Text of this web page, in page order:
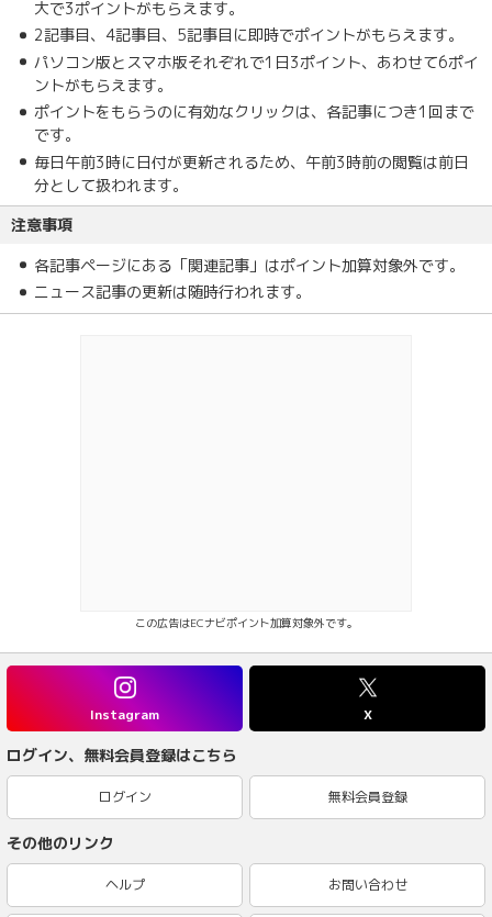
大で3ポイントがもらえます。
2記事目、4記事目、5記事目に即時でポイントがもらえます。
パソコン版とスマホ版それぞれで1日3ポイント、あわせて6ポイ
ントがもらえます。
ポイントをもらうのに有効なクリックは、各記事につき1回まで
です。
毎日午前3時に日付が更新されるため、午前3時前の閲覧は前日
分として扱われます。
注意事項
各記事ページにある「関連記事」はポイント加算対象外です。
ニュース記事の更新は随時行われます。
この広告はECナビポイント加算対象外です。
Instagram X
ログイン、無料会員登録はこちら
ログイン 無料会員登録
その他のリンク
ヘルプ お問い合わせ